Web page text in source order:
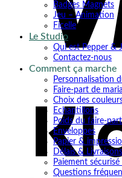
Badges Magnets
Jeu – Animation
Ficelle
Le Studio
Qui est Pepper &
Contactez-nous
Comment ça marche
Personnalisation
Faire-part de
Choix des
Echantillons
Poids du faire-part
Enveloppes
Papier &
Délais & Livraisons
Paiement
Questions